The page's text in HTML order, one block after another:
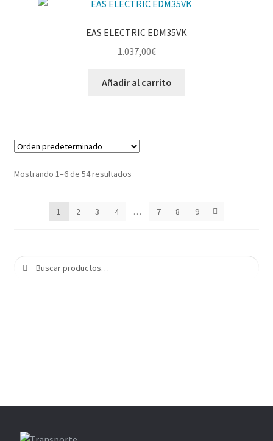
EAS ELECTRIC EDM35VK
1.037,00€
Añadir al carrito
Mostrando 1–6 de 54 resultados
1 2 3 4 … 7 8 9